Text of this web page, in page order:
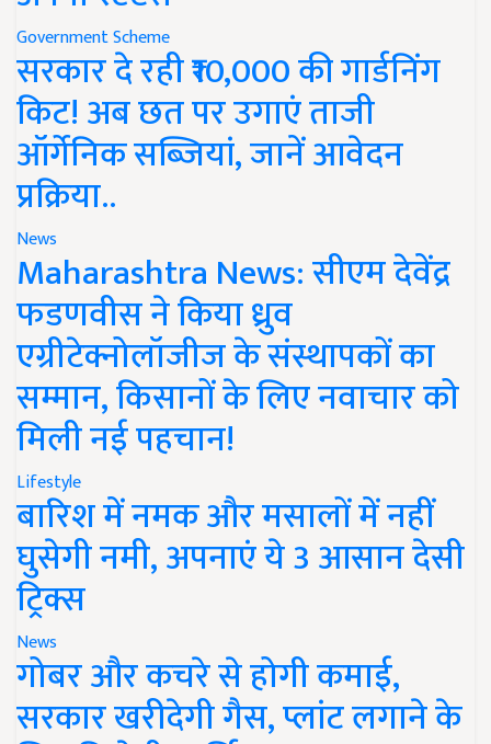
Government Scheme
सरकार दे रही ₹10,000 की गार्डनिंग
किट! अब छत पर उगाएं ताजी
ऑर्गेनिक सब्जियां, जानें आवेदन
प्रक्रिया..
News
Maharashtra News: सीएम देवेंद्र
फडणवीस ने किया ध्रुव
एग्रीटेक्नोलॉजीज के संस्थापकों का
सम्मान, किसानों के लिए नवाचार को
मिली नई पहचान!
Lifestyle
बारिश में नमक और मसालों में नहीं
घुसेगी नमी, अपनाएं ये 3 आसान देसी
ट्रिक्स
News
गोबर और कचरे से होगी कमाई,
सरकार खरीदेगी गैस, प्लांट लगाने के